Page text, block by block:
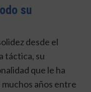
su
desde el
táctica, su
que le ha
años entre